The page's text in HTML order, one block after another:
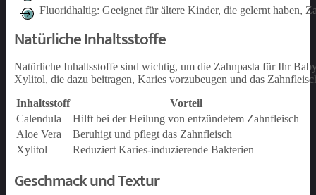
Fluoridhaltig: Geeignet für ältere Kinder, die gelernt haben,
Natürliche Inhaltsstoffe
Natürliche Inhaltsstoffe sind wichtig, um die Zahnpasta für Ihr
Xylitol, die dazu beitragen, Karies vorzubeugen und das
Inhaltsstoff
Vorteil
Calendula
Hilft bei der Heilung von entzündetem Zahnfleisch
Aloe Vera
Beruhigt und pflegt das Zahnfleisch
Xylitol
Reduziert Karies-induzierende Bakterien
Geschmack und Textur